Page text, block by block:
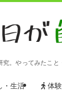
。やってみたこと
・生活 体